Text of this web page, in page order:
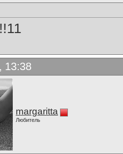
13:38
margaritta
Любитель